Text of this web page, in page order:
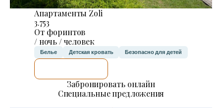
Апартаменты Zoli
3.753
От форинтов
/ ночь / человек
Белье Детская кровать Безопасно для детей
Забронировать онлайн
Специальные предложения